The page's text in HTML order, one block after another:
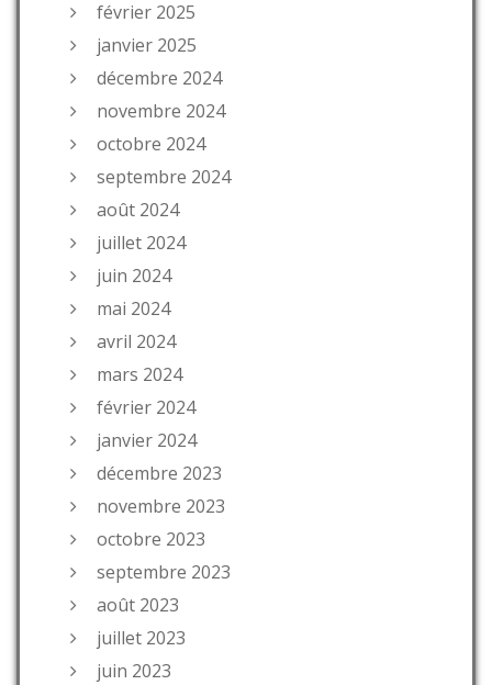
février 2025
janvier 2025
décembre 2024
novembre 2024
octobre 2024
septembre 2024
août 2024
juillet 2024
juin 2024
mai 2024
avril 2024
mars 2024
février 2024
janvier 2024
décembre 2023
novembre 2023
octobre 2023
septembre 2023
août 2023
juillet 2023
juin 2023